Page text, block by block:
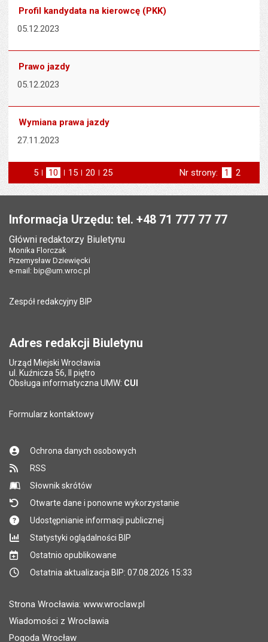
Profil kandydata na kierowcę (PKK)
05.12.2023
Prawo jazdy
05.12.2023
Wymiana prawa jazdy
27.11.2023
5 elementów na stronie
10 elementów
na stronie
15 elementów
na stronie
20 elementów
na stronie
25
na stronie
Nr strony: Strona
1 Strona
2
Informacja Urzędu: tel. +48 71 777 77 77
Główni redaktorzy Biuletynu
Monika Florczak
Przemysław Dziewięcki
e-mail: bip@um.wroc.pl
Zespół redakcyjny BIP
Adres redakcji Biuletynu
Urząd Miejski Wrocławia
ul. Kuźnicza 56, II piętro
Obsługa informatyczna UMW: CUI
Formularz kontaktowy
Ochrona danych osobowych
RSS
Słownik skrótów
Otwarte dane i ponowne wykorzystanie
Udostępnianie informacji publicznej
Statystyki oglądalności BIP
Ostatnio opublikowane
Ostatnia aktualizacja BIP: 07.08.2026 15:33
Strona Wrocławia: www.wroclaw.pl
Wiadomości z Wrocławia
Pogoda Wrocław